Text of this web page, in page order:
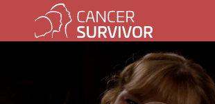
arrow_left